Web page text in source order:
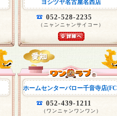
ヨシヅヤ名古屋名西店
052-528-2235
（ニャンニャンサイコー）
ホームセンターバロー千音寺店
052-439-1211
（ワンニャンワンワン）